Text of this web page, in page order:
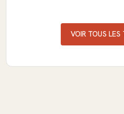
VOIR TOUS LES